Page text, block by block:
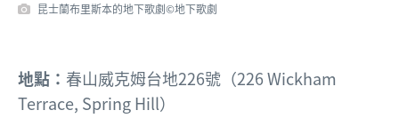
昆士蘭布里斯本的地下歌劇©地下歌劇
地點： 春山威克姆台地226號（226 Wickham
Terrace, Spring Hill）